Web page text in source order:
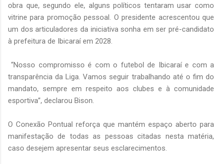
obra que, segundo ele, alguns políticos tentaram usar como
vitrine para promoção pessoal. O presidente acrescentou que
um dos articuladores da iniciativa sonha em ser pré-candidato
à prefeitura de Ibicaraí em 2028.
“Nosso compromisso é com o futebol de Ibicaraí e com a
transparência da Liga. Vamos seguir trabalhando até o fim do
mandato, sempre em respeito aos clubes e à comunidade
esportiva”, declarou Bison.
O Conexão Pontual reforça que mantém espaço aberto para
manifestação de todas as pessoas citadas nesta matéria,
caso desejem apresentar seus esclarecimentos.